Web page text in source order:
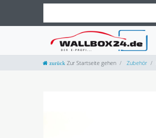
Zur Startseite gehen Zubehör